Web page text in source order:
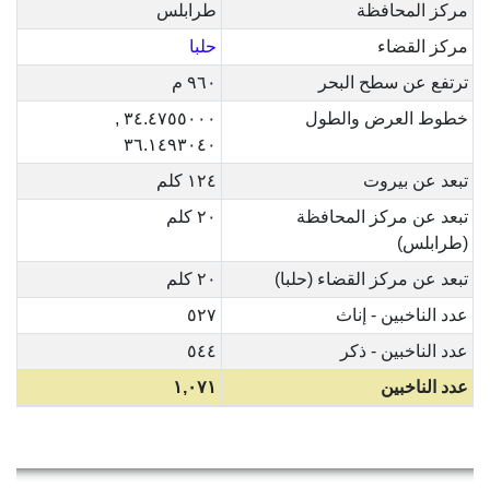
مركز المحافظة
طرابلس
مركز القضاء
حلبا
ترتفع عن سطح البحر
٩٦٠ م
خطوط العرض والطول
٣٤.٤٧٥٥٠٠٠ ,
٣٦.١٤٩٣٠٤٠
تبعد عن بيروت
١٢٤ كلم
تبعد عن مركز المحافظة
(طرابلس)
٢٠ كلم
تبعد عن مركز القضاء (حلبا)
٢٠ كلم
عدد الناخبين - إناث
٥٢٧
عدد الناخبين - ذكر
٥٤٤
عدد الناخبين
١,٠٧١